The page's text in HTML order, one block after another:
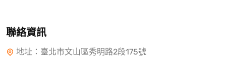
聯絡資訊
地址：臺北市文山區秀明路2段175號